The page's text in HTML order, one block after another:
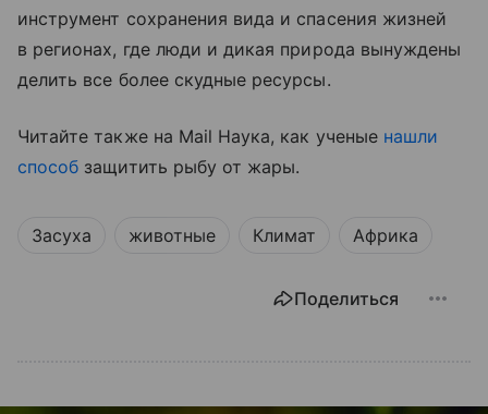
инструмент сохранения вида и спасения жизней
в регионах, где люди и дикая природа вынуждены
делить все более скудные ресурсы.
Читайте также на Mail Наука, как ученые нашли
способ защитить рыбу от жары.
Засуха животные Климат Африка
Поделиться